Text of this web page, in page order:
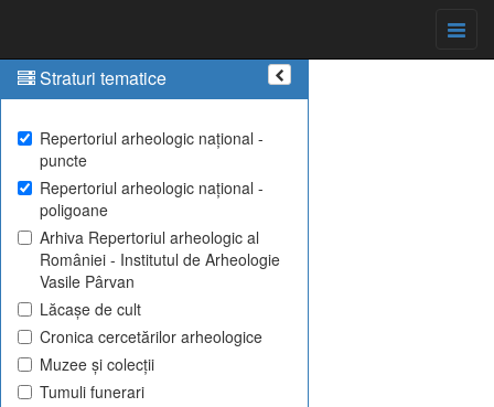
Straturi tematice
Repertoriul arheologic național -
puncte
Repertoriul arheologic național -
poligoane
Arhiva Repertoriul arheologic al
României - Institutul de Arheologie
Vasile Pârvan
Lăcașe de cult
Cronica cercetărilor arheologice
Muzee și colecții
Tumuli funerari